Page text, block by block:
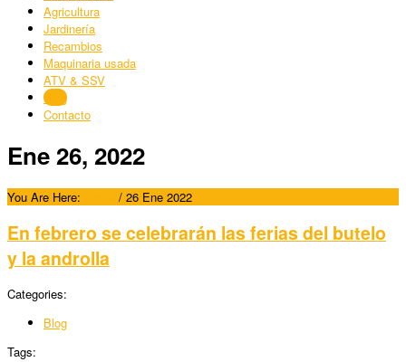
Agricultura
Jardinería
Recambios
Maquinaria usada
ATV & SSV
Blog
Contacto
Ene 26, 2022
You Are Here: / 26 Ene 2022
En febrero se celebrarán las ferias del butelo
y la androlla
Categories:
Blog
Tags: